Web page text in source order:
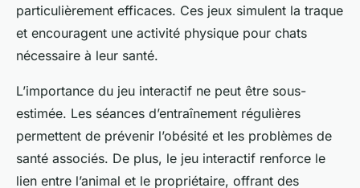
particulièrement efficaces. Ces jeux simulent la traque
et encouragent une activité physique pour chats
nécessaire à leur santé.
L’importance du jeu interactif ne peut être sous-
estimée. Les séances d’entraînement régulières
permettent de prévenir l’obésité et les problèmes de
santé associés. De plus, le jeu interactif renforce le
lien entre l’animal et le propriétaire, offrant des